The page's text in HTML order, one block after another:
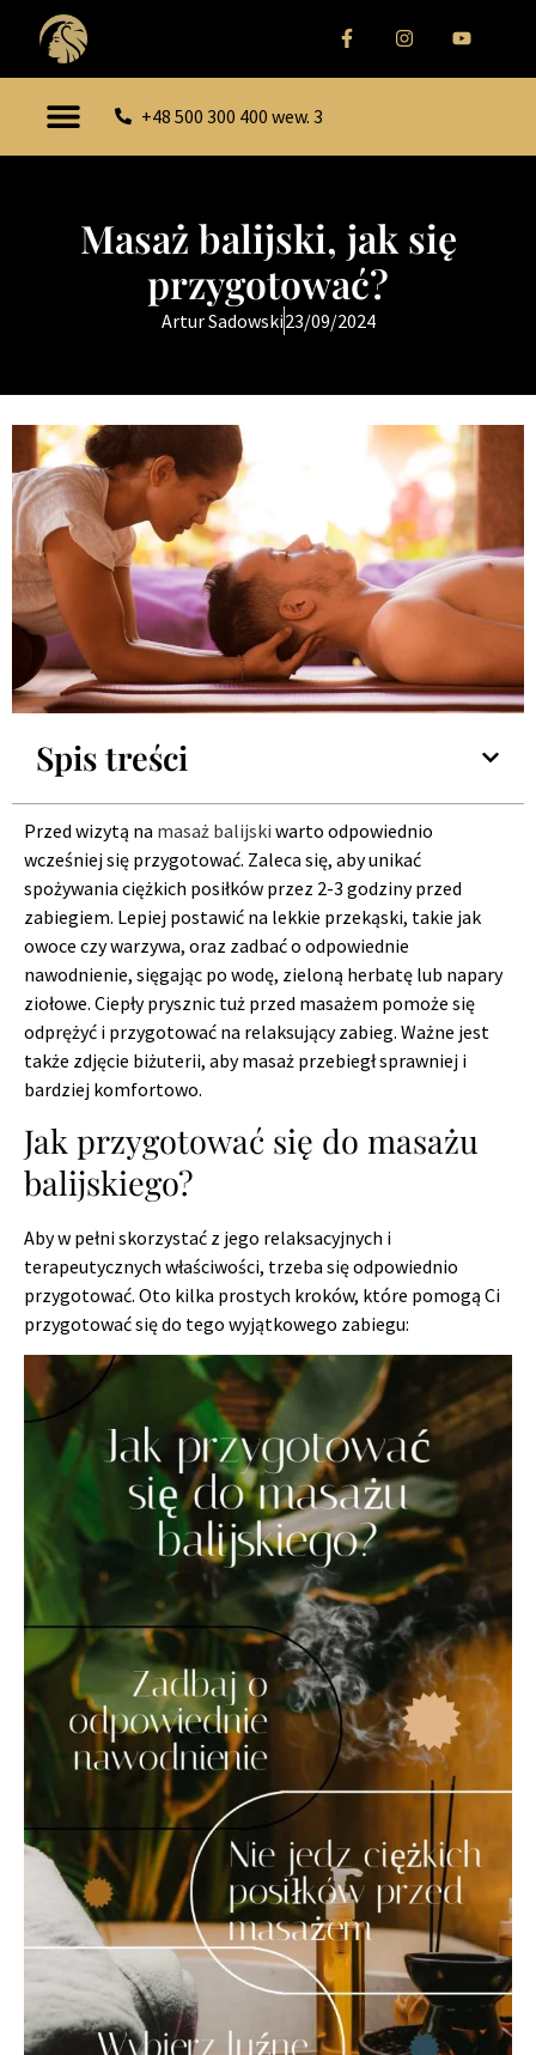
+48 500 300 400 wew. 3
Masaż balijski, jak się
przygotować?
Artur Sadowski23/09/2024
Spis treści
Przed wizytą na masaż balijski warto odpowiednio
wcześniej się przygotować. Zaleca się, aby unikać
spożywania ciężkich posiłków przez 2-3 godziny przed
zabiegiem. Lepiej postawić na lekkie przekąski, takie jak
owoce czy warzywa, oraz zadbać o odpowiednie
nawodnienie, sięgając po wodę, zieloną herbatę lub napary
ziołowe. Ciepły prysznic tuż przed masażem pomoże się
odprężyć i przygotować na relaksujący zabieg. Ważne jest
także zdjęcie biżuterii, aby masaż przebiegł sprawniej i
bardziej komfortowo.
Jak przygotować się do masażu
balijskiego?
Aby w pełni skorzystać z jego relaksacyjnych i
terapeutycznych właściwości, trzeba się odpowiednio
przygotować. Oto kilka prostych kroków, które pomogą Ci
przygotować się do tego wyjątkowego zabiegu: